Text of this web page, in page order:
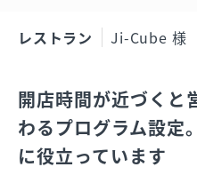
レストラン Ji-Cube 様
開店時間が近づくと
わるプログラム設定
に役立っています